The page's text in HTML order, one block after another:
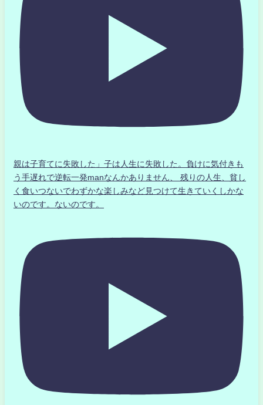
親は子育てに失敗した」子は人生に失敗した。負けに気付きも
う手遅れで逆転一発manなんかありません、 残りの人生、貧し
く食いつないでわずかな楽しみなど見つけて生きていくしかな
いのです。ないのです。